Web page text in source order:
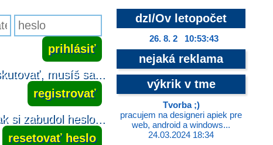
musíš sa...
registrovať
si zabudol heslo...
resetovať heslo
dzI/Ov letopočet
26. 8. 2 10:53:44
nejaká reklama
výkrik v tme
Tvorba ;)
pracujem na designeri apiek pre
web, android a windows...
24.03.2024 18:34